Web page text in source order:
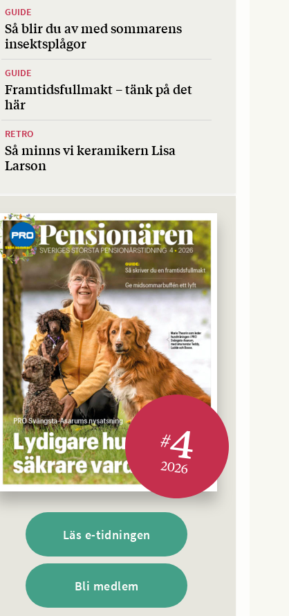
GUIDE
Så blir du av med sommarens
insektsplågor
GUIDE
Framtidsfullmakt – tänk på det
här
RETRO
Så minns vi keramikern Lisa
Larson
#4
2026
Läs e-tidningen
Bli medlem